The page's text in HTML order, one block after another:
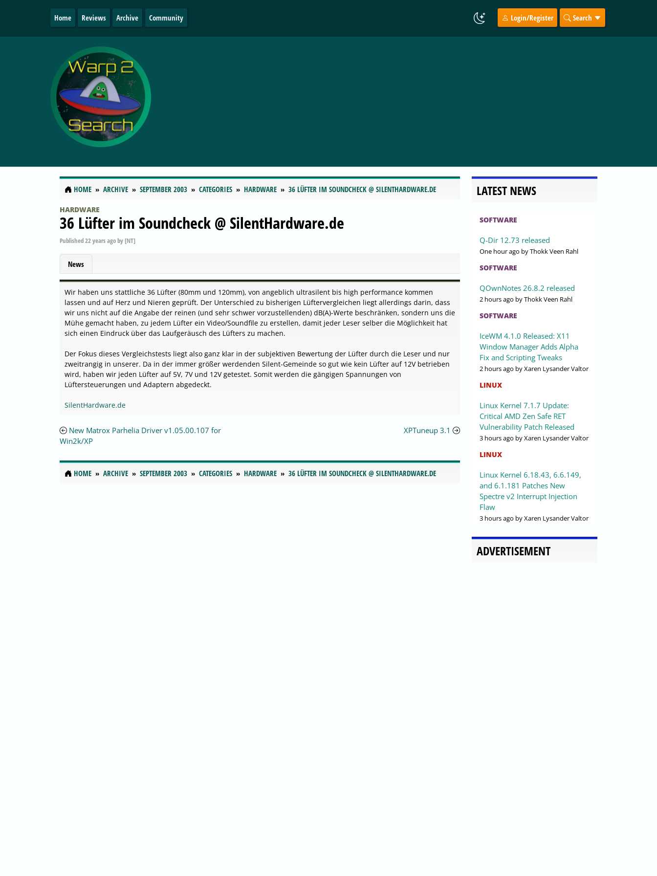
Home Reviews Archive Community Login/Register Search
HOME ARCHIVE SEPTEMBER 2003 CATEGORIES HARDWARE 36 LÜFTER IM SOUNDCHECK @ SILENTHARDWARE.DE
HARDWARE
36 Lüfter im Soundcheck @ SilentHardware.de
Published22 years agoby [NT]
News
Wir haben uns stattliche 36 Lüfter (80mm und 120mm), von angeblich ultrasilent bis high performance kommen
lassen und auf Herz und Nieren geprüft. Der Unterschied zu bisherigen Lüftervergleichen liegt allerdings darin, dass
wir uns nicht auf die Angabe der reinen (und sehr schwer vorzustellenden) dB(A)-Werte beschränken, sondern uns die
Mühe gemacht haben, zu jedem Lüfter ein Video/Soundfile zu erstellen, damit jeder Leser selber die Möglichkeit hat
sich einen Eindruck über das Laufgeräusch des Lüfters zu machen.
Der Fokus dieses Vergleichstests liegt also ganz klar in der subjektiven Bewertung der Lüfter durch die Leser und nur
zweitrangig in unserer. Da in der immer größer werdenden Silent-Gemeinde so gut wie kein Lüfter auf 12V betrieben
wird, haben wir jeden Lüfter auf 5V, 7V und 12V getestet. Somit werden die gängigen Spannungen von
Lüftersteuerungen und Adaptern abgedeckt.
SilentHardware.de
New Matrox Parhelia Driver v1.05.00.107 for
Win2k/XP
XPTuneup 3.1
HOME ARCHIVE SEPTEMBER 2003 CATEGORIES HARDWARE 36 LÜFTER IM SOUNDCHECK @ SILENTHARDWARE.DE
LATEST NEWS
SOFTWARE
Q-Dir 12.73 released
One hour ago by Thokk Veen Rahl
SOFTWARE
QOwnNotes 26.8.2 released
2 hours ago by Thokk Veen Rahl
SOFTWARE
IceWM 4.1.0 Released: X11
Window Manager Adds Alpha
Fix and Scripting Tweaks
2 hours ago by Xaren Lysander Valtor
LINUX
Linux Kernel 7.1.7 Update:
Critical AMD Zen Safe RET
Vulnerability Patch Released
3 hours ago by Xaren Lysander Valtor
LINUX
Linux Kernel 6.18.43, 6.6.149,
and 6.1.181 Patches New
Spectre v2 Interrupt Injection
Flaw
3 hours ago by Xaren Lysander Valtor
ADVERTISEMENT